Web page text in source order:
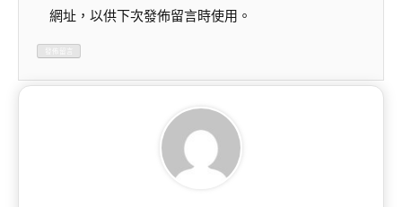
網址，以供下次發佈留言時使用。